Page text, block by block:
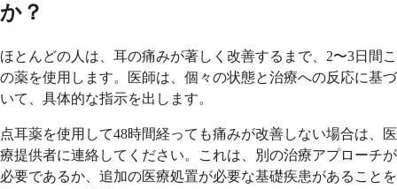
か？
ほとんどの人は、耳の痛みが著しく改善するまで、2〜3日間こ
の薬を使用します。医師は、個々の状態と治療への反応に基づ
いて、具体的な指示を出します。
点耳薬を使用して48時間経っても痛みが改善しない場合は、医
療提供者に連絡してください。これは、別の治療アプローチが
必要であるか、追加の医療処置が必要な基礎疾患があることを